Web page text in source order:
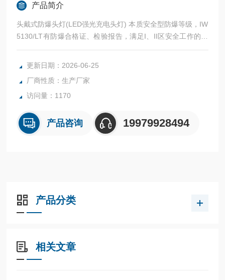
产品简介
头戴式防爆头灯(LED强光充电头灯) 本质安全型防爆等级，IW
5130/LT有防爆合格证、检验报告，满足I、II区安全工作的要
求；
更新日期：2026-06-25
厂商性质：生产厂家
访问量：1170
产品咨询 19979928494
产品分类
相关文章